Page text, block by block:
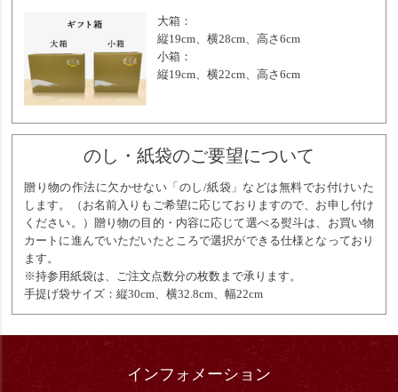
大箱：
縦19cm、横28cm、高さ6cm
小箱：
縦19cm、横22cm、高さ6cm
のし・紙袋のご要望について
贈り物の作法に欠かせない「のし/紙袋」などは無料でお付けいた
します。（お名前入りもご希望に応じておりますので、お申し付け
ください。）贈り物の目的・内容に応じて選べる熨斗は、お買い物
カートに進んでいただいたところで選択ができる仕様となっており
ます。
※持参用紙袋は、ご注文点数分の枚数まで承ります。
手提げ袋サイズ：縦30cm、横32.8cm、幅22cm
インフォメーション